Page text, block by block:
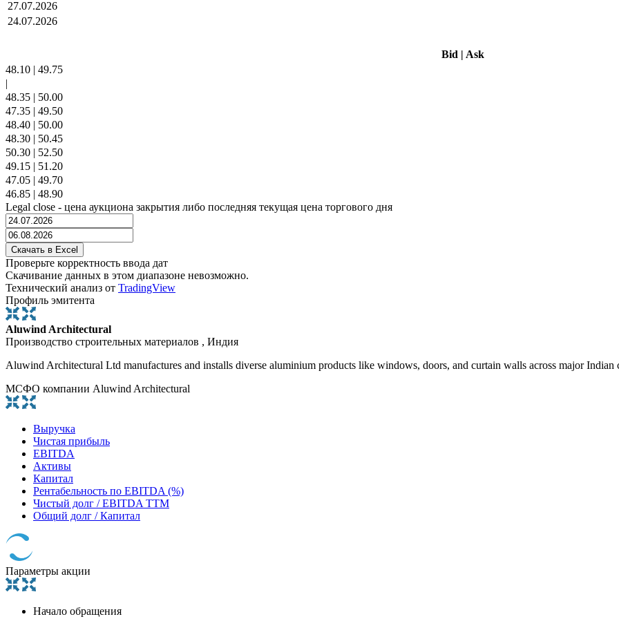
27.07.2026
24.07.2026
Bid | Ask
48.10 | 49.75
|
48.35 | 50.00
47.35 | 49.50
48.40 | 50.00
48.30 | 50.45
50.30 | 52.50
49.15 | 51.20
47.05 | 49.70
46.85 | 48.90
Legal close - цена аукциона закрытия либо последняя текущая цена торгового дня
Проверьте корректность ввода дат
Скачивание данных в этом диапазоне невозможно.
Технический анализ от TradingView
Профиль эмитента
Aluwind Architectural
Производство строительных материалов , Индия
Aluwind Architectural Ltd manufactures and installs diverse aluminium products like windows, doors, and curtain walls across major Indian
МСФО компании Aluwind Architectural
Выручка
Чистая прибыль
EBITDA
Активы
Капитал
Рентабельность по EBITDA (%)
Чистый долг / EBITDA TTM
Общий долг / Капитал
Параметры акции
Начало обращения